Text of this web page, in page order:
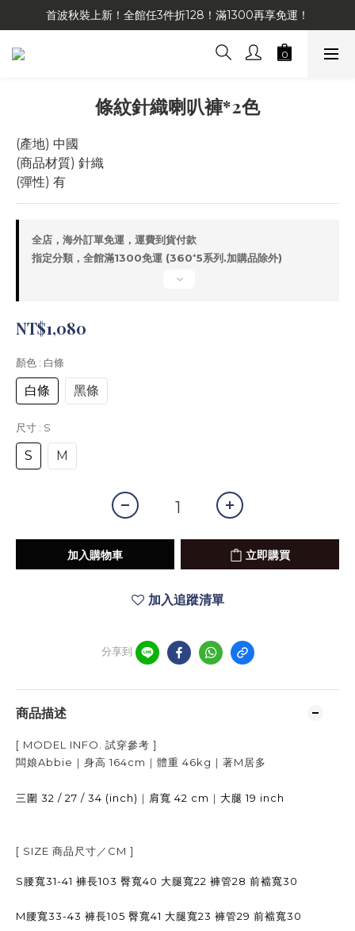
首波秋裝上新！全館任3件折128！滿1300再享免運！
條紋針織喇叭褲*2色
(產地) 中國
(商品材質) 針織
(彈性) 有
全店，海外訂單免運，運費到貨付款
指定分類，全館滿1300免運 (360⁺5系列.加購品除外)
NT$1,080
顏色 : 白條
白條 黑條
尺寸 : S
S M
加入購物車 立即購買
加入追蹤清單
分享到
商品描述
[ MODEL INFO. 試穿參考 ]
闆娘Abbie｜身高 164cm ｜體重 46kg ｜著M居多
三圍 32 / 27 / 34 (inch) ｜ 肩寬 42 cm ｜ 大腿 19 inch
[ SIZE 商品尺寸／ CM ]
S腰寬31-41 褲長103 臀寬40 大腿寬22 褲管28 前襠寬30
M腰寬33-43 褲長105 臀寬41 大腿寬23 褲管29 前襠寬30